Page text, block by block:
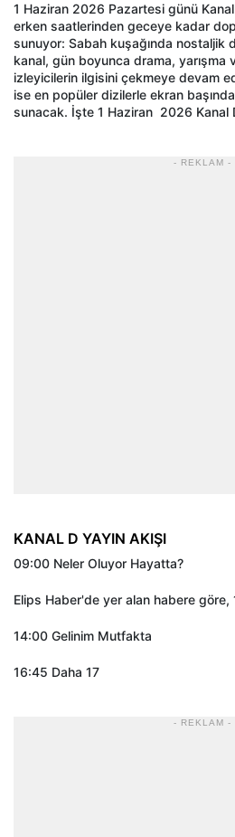
1 Haziran 2026 Pazartesi günü
erken saatlerinden geceye kadar
sunuyor: Sabah kuşağında nostaljik
kanal, gün boyunca drama, yarışma
izleyicilerin ilgisini çekmeye devam
ise en popüler dizilerle ekran
sunacak. İşte 1 Haziran 2026 Kanal
- REKLAM -
KANAL D YAYIN AKIŞI
09:00 Neler Oluyor Hayatta?
Elips Haber'de yer alan habere göre,
14:00 Gelinim Mutfakta
16:45 Daha 17
- REKLAM -